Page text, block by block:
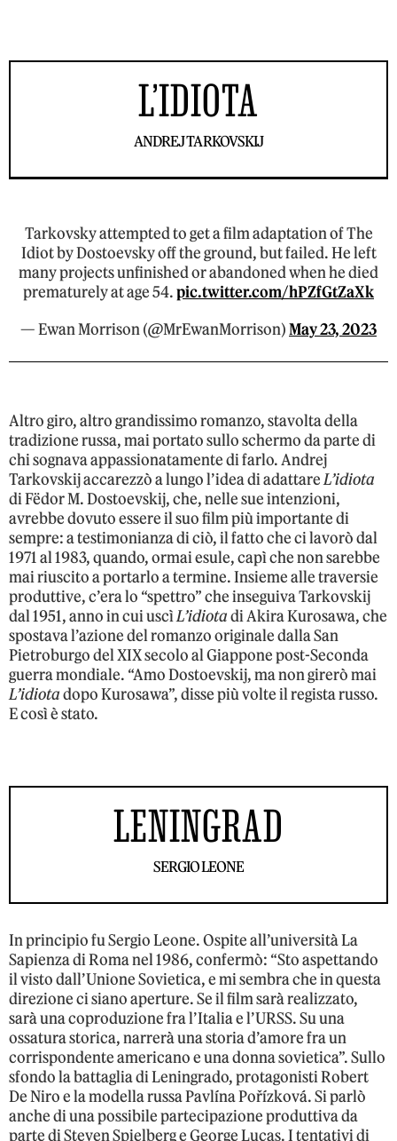
L’IDIOTA
ANDREJ TARKOVSKIJ
Tarkovsky attempted to get a film adaptation of The
Idiot by Dostoevsky off the ground, but failed. He left
many projects unfinished or abandoned when he died
prematurely at age 54.pic.twitter.com/hPZfGtZaXk
— Ewan Morrison (@MrEwanMorrison)May 23, 2023
Altro giro, altro grandissimo romanzo, stavolta della
tradizione russa, mai portato sullo schermo da parte di
chi sognava appassionatamente di farlo. Andrej
Tarkovskij accarezzò a lungo l’idea di adattareL’idiota
di Fëdor M. Dostoevskij, che, nelle sue intenzioni,
avrebbe dovuto essere il suo film più importante di
sempre: a testimonianza di ciò, il fatto che ci lavorò dal
1971 al 1983, quando, ormai esule, capì che non sarebbe
mai riuscito a portarlo a termine. Insieme alle traversie
produttive, c’era lo “spettro” che inseguiva Tarkovskij
dal 1951, anno in cui uscìL’idiotadi Akira Kurosawa, che
spostava l’azione del romanzo originale dalla San
Pietroburgo del XIX secolo al Giappone post-Seconda
guerra mondiale. “Amo Dostoevskij, ma non girerò mai
L’idiotadopo Kurosawa”, disse più volte il regista russo.
E così è stato.
LENINGRAD
SERGIO LEONE
In principio fu Sergio Leone. Ospite all’università La
Sapienza di Roma nel 1986, confermò: “Sto aspettando
il visto dall’Unione Sovietica, e mi sembra che in questa
direzione ci siano aperture. Se il film sarà realizzato,
sarà una coproduzione fra l’Italia e l’URSS. Su una
ossatura storica, narrerà una storia d’amore fra un
corrispondente americano e una donna sovietica”. Sullo
sfondo la battaglia di Leningrado, protagonisti Robert
De Niro e la modella russa Pavlína Pořízková. Si parlò
anche di una possibile partecipazione produttiva da
parte di Steven Spielberg e George Lucas. I tentativi di